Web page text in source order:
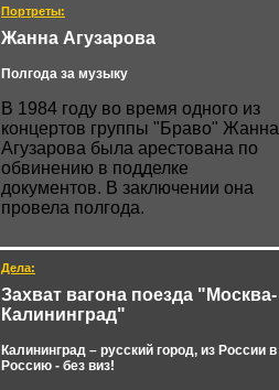
Портреты:
Жанна Агузарова
Полгода за музыку
В 1984 году во время одного из
концертов группы "Браво" Жанна
Агузарова была арестована по
обвинению в подделке
документов. В заключении она
провела полгода.
Дела:
Захват вагона поезда "Москва-
Калининград"
Калининград – русский город, из России в
Россию - без виз!